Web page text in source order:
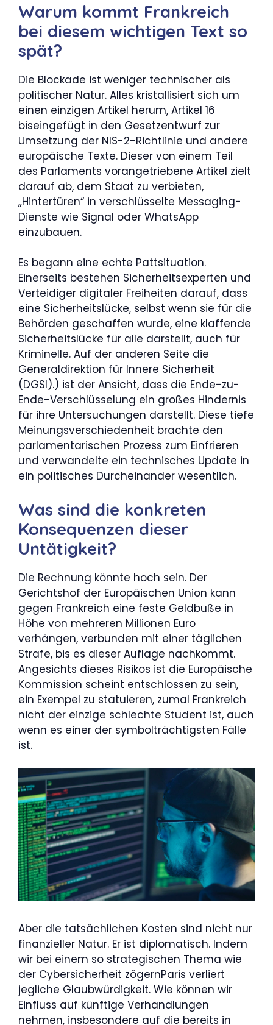
Warum kommt Frankreich
bei diesem wichtigen Text so
spät?
Die Blockade ist weniger technischer als
politischer Natur. Alles kristallisiert sich um
einen einzigen Artikel herum, Artikel 16
biseingefügt in den Gesetzentwurf zur
Umsetzung der NIS-2-Richtlinie und andere
europäische Texte. Dieser von einem Teil
des Parlaments vorangetriebene Artikel zielt
darauf ab, dem Staat zu verbieten,
„Hintertüren“ in verschlüsselte Messaging-
Dienste wie Signal oder WhatsApp
einzubauen.
Es begann eine echte Pattsituation.
Einerseits bestehen Sicherheitsexperten und
Verteidiger digitaler Freiheiten darauf, dass
eine Sicherheitslücke, selbst wenn sie für die
Behörden geschaffen wurde, eine klaffende
Sicherheitslücke für alle darstellt, auch für
Kriminelle. Auf der anderen Seite die
Generaldirektion für Innere Sicherheit
(DGSI).) ist der Ansicht, dass die Ende-zu-
Ende-Verschlüsselung ein großes Hindernis
für ihre Untersuchungen darstellt. Diese tiefe
Meinungsverschiedenheit brachte den
parlamentarischen Prozess zum Einfrieren
und verwandelte ein technisches Update in
ein politisches Durcheinander wesentlich.
Was sind die konkreten
Konsequenzen dieser
Untätigkeit?
Die Rechnung könnte hoch sein. Der
Gerichtshof der Europäischen Union kann
gegen Frankreich eine feste Geldbuße in
Höhe von mehreren Millionen Euro
verhängen, verbunden mit einer täglichen
Strafe, bis es dieser Auflage nachkommt.
Angesichts dieses Risikos ist die Europäische
Kommission scheint entschlossen zu sein,
ein Exempel zu statuieren, zumal Frankreich
nicht der einzige schlechte Student ist, auch
wenn es einer der symbolträchtigsten Fälle
ist.
Aber die tatsächlichen Kosten sind nicht nur
finanzieller Natur. Er ist diplomatisch. Indem
wir bei einem so strategischen Thema wie
der Cybersicherheit zögernParis verliert
jegliche Glaubwürdigkeit. Wie können wir
Einfluss auf künftige Verhandlungen
nehmen, insbesondere auf die bereits in